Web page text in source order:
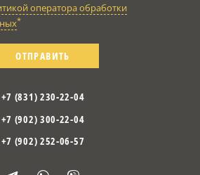
оператора обработки
*
ОТПРАВИТЬ
+7 (831) 230-22-04
+7 (902) 300-22-04
+7 (902) 252-06-57